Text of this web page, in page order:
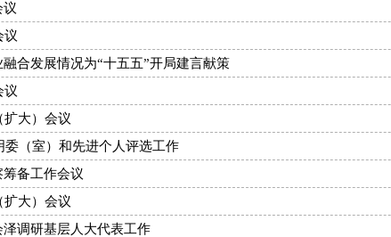
议
议
合发展情况为“十五五”开局建言献策
议
扩大）会议
（室）和先进个人评选工作
备工作会议
扩大）会议
调研基层人大代表工作